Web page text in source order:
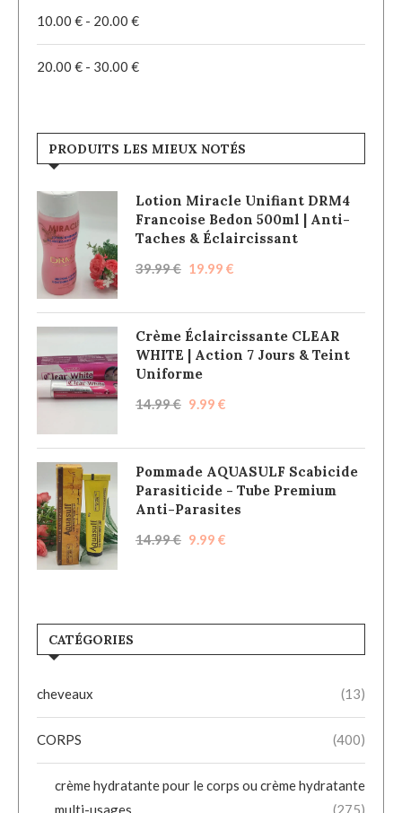
10.00 € - 20.00 €
20.00 € - 30.00 €
PRODUITS LES MIEUX NOTÉS
Lotion Miracle Unifiant DRM4
Francoise Bedon 500ml | Anti-
Taches & Éclaircissant
39.99€ 19.99 €
Crème Éclaircissante CLEAR
WHITE | Action 7 Jours & Teint
Uniforme
14.99€ 9.99 €
Pommade AQUASULF Scabicide
Parasiticide - Tube Premium
Anti-Parasites
14.99€ 9.99 €
CATÉGORIES
cheveaux (13)
CORPS (400)
crème hydratante pour le corps ou crème hydratante
multi-usages
(275)